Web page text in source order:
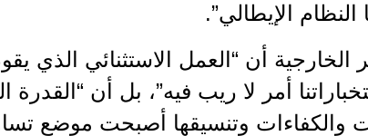
النظام الإيطالي”.
أن “العمل الاستثنائي الذي
أمر لا ريب فيه”، بل أن
والكفاءات وتنسيقها أصبحت موضع